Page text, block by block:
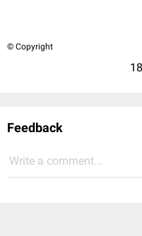
© Copyright
Feedback
Write a comment...